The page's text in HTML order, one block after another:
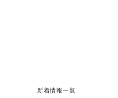
新着情報一覧